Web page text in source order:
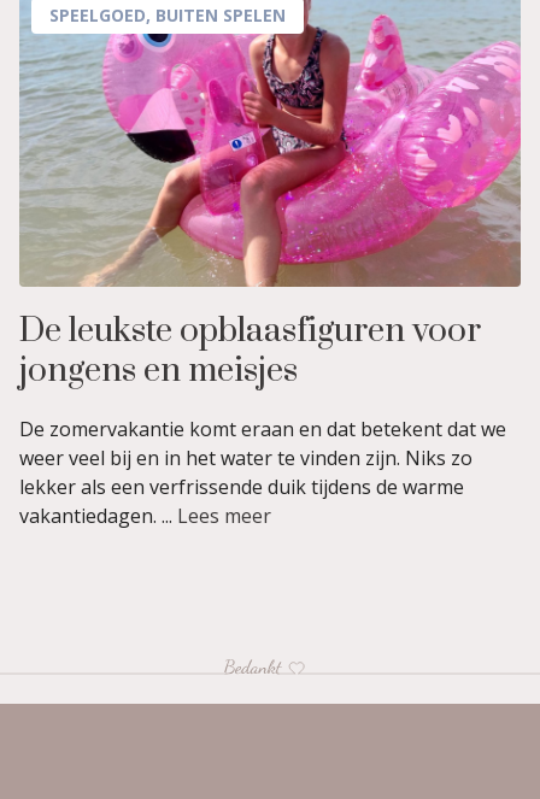
SPEELGOED, BUITEN SPELEN
De leukste opblaasfiguren voor
jongens en meisjes
De zomervakantie komt eraan en dat betekent dat we
weer veel bij en in het water te vinden zijn. Niks zo
lekker als een verfrissende duik tijdens de warme
vakantiedagen. ... Lees meer